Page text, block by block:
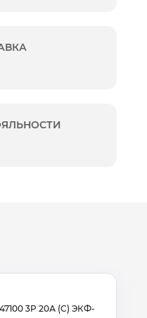
3P 20А (C) ЭКФ-